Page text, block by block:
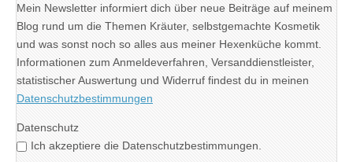
Mein Newsletter informiert dich über neue Beiträge auf meinem
Blog rund um die Themen Kräuter, selbstgemachte Kosmetik
und was sonst noch so alles aus meiner Hexenküche kommt.
Informationen zum Anmeldeverfahren, Versanddienstleister,
statistischer Auswertung und Widerruf findest du in meinen
Datenschutzbestimmungen
Datenschutz
Ich akzeptiere die Datenschutzbestimmungen.